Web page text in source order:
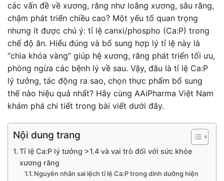
các vấn đề về xương, răng như loãng xương, sâu răng,
chậm phát triển chiều cao? Một yếu tố quan trọng
nhưng ít được chú ý: tỉ lệ canxi/phospho (Ca:P) trong
chế độ ăn. Hiểu đúng và bổ sung hợp lý tỉ lệ này là
“chìa khóa vàng” giúp hệ xương, răng phát triển tối ưu,
phòng ngừa các bệnh lý về sau. Vậy, đâu là tỉ lệ Ca:P
lý tưởng, tác động ra sao, chọn thực phẩm bổ sung
thế nào hiệu quả nhất? Hãy cùng AAiPharma Việt Nam
khám phá chi tiết trong bài viết dưới đây.
Nội dung trang
Tỉ lệ Ca:P lý tưởng >1.4 và vai trò đối với sức khỏe
xương răng
Nguyên nhân sai lệch tỉ lệ Ca:P trong dinh dưỡng hiện